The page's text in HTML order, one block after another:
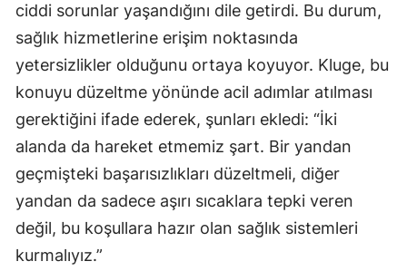
ciddi sorunlar yaşandığını dile getirdi. Bu durum,
sağlık hizmetlerine erişim noktasında
yetersizlikler olduğunu ortaya koyuyor. Kluge, bu
konuyu düzeltme yönünde acil adımlar atılması
gerektiğini ifade ederek, şunları ekledi: “İki
alanda da hareket etmemiz şart. Bir yandan
geçmişteki başarısızlıkları düzeltmeli, diğer
yandan da sadece aşırı sıcaklara tepki veren
değil, bu koşullara hazır olan sağlık sistemleri
kurmalıyız.”